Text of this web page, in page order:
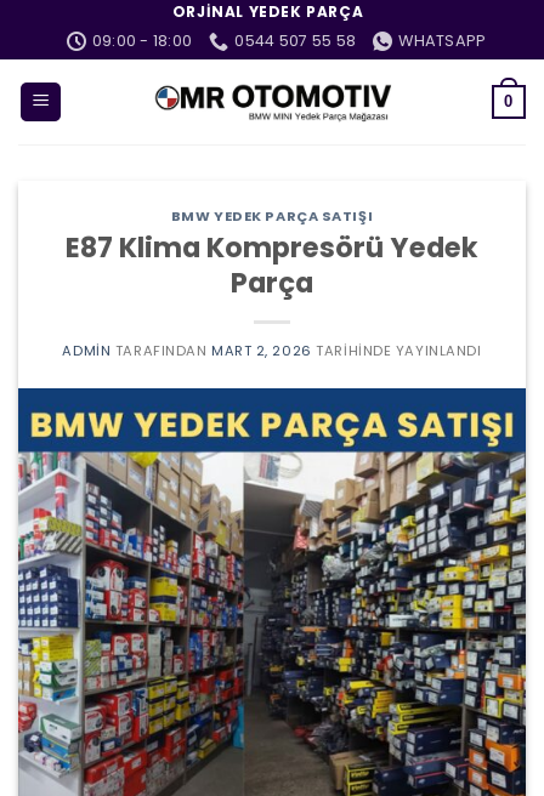
ORJINAL YEDEK PARÇA
09:00 - 18:00
0544 507 55 58 WHATSAPP
0
BMW YEDEK PARÇA SATIŞI
E87 Klima Kompresörü Yedek
Parça
ADMIN TARAFINDAN MART 2, 2026 TARIHINDE YAYINLANDI